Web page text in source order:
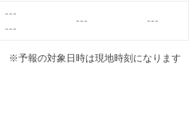
---
---
--- ---
※予報の対象日時は現地時刻になります